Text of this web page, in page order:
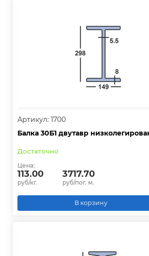
Артикул: 1700
Балка 30Б1 двутавр
Достаточно
Цена:
113.00
руб/кг.
3717.70
руб/пог. м.
В корзину